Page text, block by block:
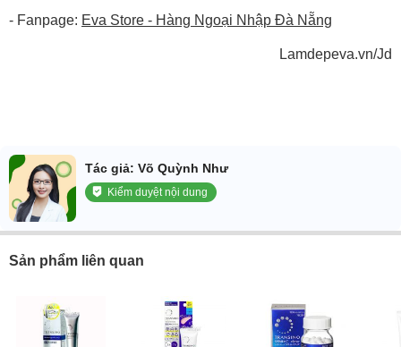
- Fanpage: Eva Store - Hàng Ngoại Nhập Đà Nẵng
Lamdepeva.vn/Jd
Tác giả: Võ Quỳnh Như
Kiểm duyệt nội dung
Sản phẩm liên quan